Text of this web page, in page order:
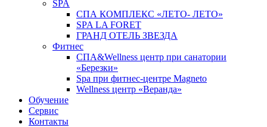
SPA
СПА КОМПЛЕКС «ЛЕТО- ЛЕТО»
SPA LA FORET
ГРАНД ОТЕЛЬ ЗВЕЗДА
Фитнес
СПА&Wellness центр при санатории
«Березки»
Spa при фитнес-центре Magneto
Wellness центр «Веранда»
Обучение
Сервис
Контакты